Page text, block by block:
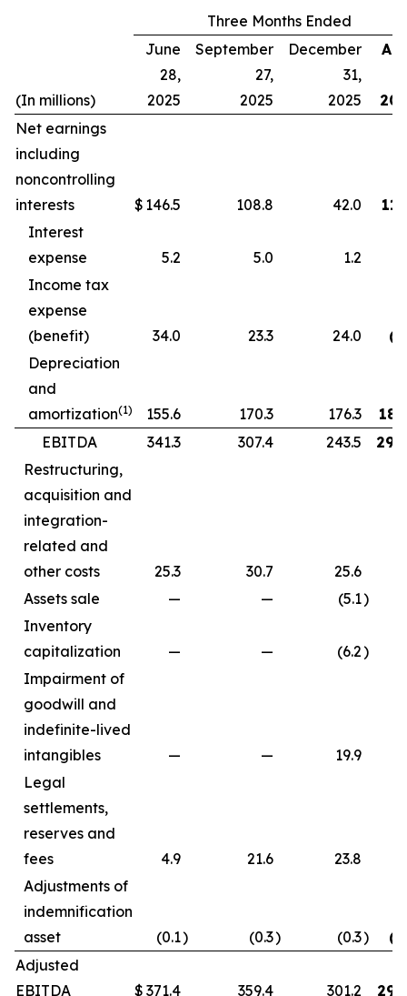
Three Months Ended
(In millions)
June
28,
2025
September
27,
2025
December
31,
2025
Net earnings
including
noncontrolling
interests
$ 146.5 108.8 42.0
Interest
expense
5.2 5.0 1.2
Income tax
expense
(benefit)
34.0 23.3 24.0
Depreciation
and
amortization(1) 155.6 170.3 176.3
EBITDA
341.3 307.4 243.5
Restructuring,
acquisition and
integration-
related and
other costs
25.3 30.7 25.6
Assets sale
— — (5.1)
Inventory
capitalization
— — (6.2)
Impairment of
goodwill and
indefinite-lived
intangibles
— — 19.9
Legal
settlements,
reserves and
fees
4.9 21.6 23.8
Adjustments of
indemnification
asset
(0.1) (0.3) (0.3)
Adjusted
EBITDA
$ 371.4 359.4 301.2